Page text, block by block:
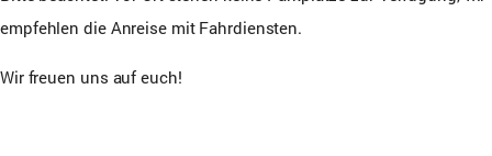
empfehlen die Anreise mit Fahrdiensten.
Wir freuen uns auf euch!